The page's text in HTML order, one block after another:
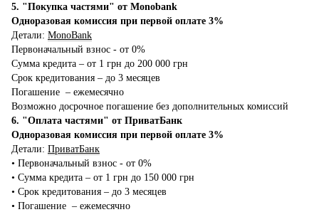
5. "Покупка частями" от Monobank
Одноразовая комиссия при первой оплате 3%
Детали: MonoBank
Первоначальный взнос - от 0%
Сумма кредита – от 1 грн до 200 000 грн
Срок кредитования – до 3 месяцев
Погашение – ежемесячно
Возможно досрочное погашение без дополнительных комиссий
6. "Оплата частями" от ПриватБанк
Одноразовая комиссия при первой оплате 3%
Детали: ПриватБанк
•‎ Первоначальный взнос - от 0%
•‎ Сумма кредита – от 1 грн до 150 000 грн
•‎ Срок кредитования – до 3 месяцев
•‎ Погашение – ежемесячно